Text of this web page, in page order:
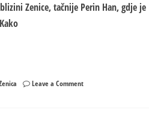
Zenice, tačnije Perin Han, gdje je
Leave a Commenton